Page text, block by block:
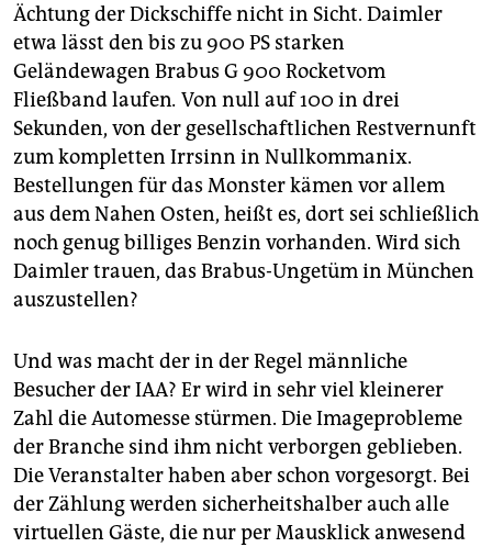
Ächtung der Dickschiffe nicht in Sicht. Daimler
etwa lässt den bis zu 900 PS starken
Geländewagen Brabus G 900 Rocketvom
Fließband laufen. Von null auf 100 in drei
Sekunden, von der gesellschaftlichen Restvernunft
zum kompletten Irrsinn in Nullkommanix.
Bestellungen für das Monster kämen vor allem
aus dem Nahen Osten, heißt es, dort sei schließlich
noch genug billiges Benzin vorhanden. Wird sich
Daimler trauen, das Brabus-Ungetüm in München
auszustellen?
Und was macht der in der Regel männliche
Besucher der IAA? Er wird in sehr viel kleinerer
Zahl die Automesse stürmen. Die Imageprobleme
der Branche sind ihm nicht verborgen geblieben.
Die Veranstalter haben aber schon vorgesorgt. Bei
der Zählung werden sicherheitshalber auch alle
virtuellen Gäste, die nur per Mausklick anwesend